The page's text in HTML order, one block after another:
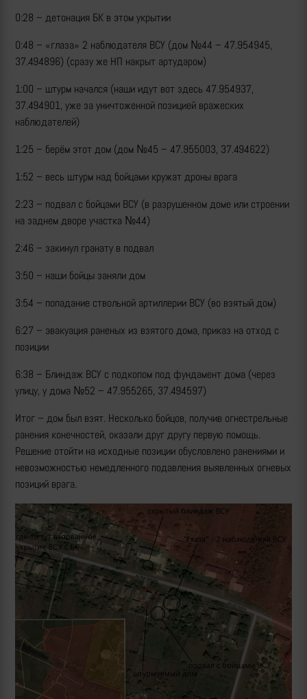
0:28 – детонация БК в этом укрытии
0:48 – «глаза» 2 наблюдателя ВСУ (дом №44 – 47.954945,
37.494896) (сразу же НП накрыт артударом)
1:00 – штурм начался (наши идут вот здесь 47.954937,
37.494901, уже за уничтоженной позицией вражеских
наблюдателей)
1:25 – берём этот дом (дом №45 – 47.955003, 37.494622)
1:52 – весь штурм над бойцами кружат дроны врага
2:23 – подвал с бойцами ВСУ (в разрушенном доме или строении
на заднем дворе участка №44)
2:46 – закинул гранату в подвал
3:50 – наши бойцы заняли дом
3:54 – попадание ствольной артиллерии ВСУ (во взятый дом)
6:27 – эвакуация раненых из взятого дома, приказ на отход с
позиции
6:38 – Блиндаж ВСУ с подкопом под фундамент дома (через
улицу, у дома №52 – 47.955265, 37.494597)
Итог – дом был взят. Несколько бойцов, получив огнестрельные
ранения конечностей, оказали друг другу первую помощь.
Решение отойти на исходные позиции обусловлено ранениями и
невозможностью немедленного подавления выявленных огневых
позиций врага.